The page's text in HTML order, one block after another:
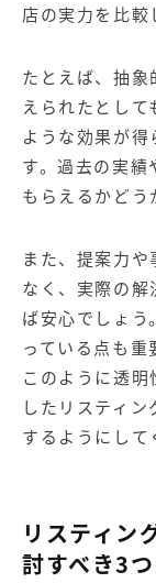
店の実力を比較
たとえば、抽
えられたとし
ような効果が
す。過去の実
もらえるかどう
また、提案力
なく、実際の
ば安心でしょ
っている点も重
このように透
したリスティ
するようにして
リスティン
討すべき3